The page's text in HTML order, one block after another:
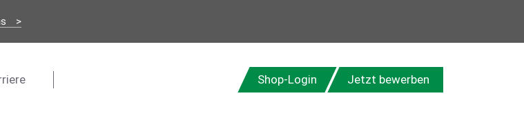
Shop-Login Jetzt bewerben